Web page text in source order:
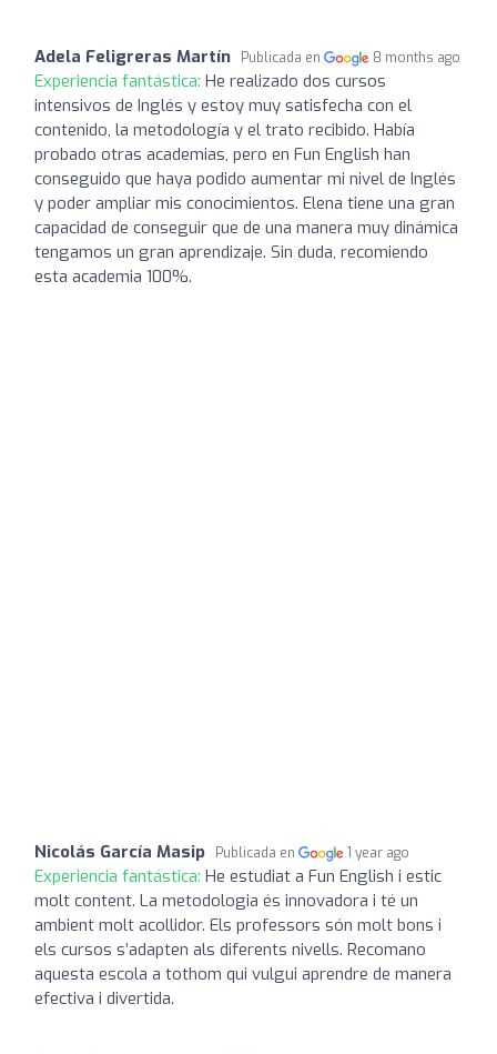
Adela Feligreras Martín Publicada en 8 months ago
Experiencia fantástica: He realizado dos cursos
intensivos de Inglés y estoy muy satisfecha con el
contenido, la metodología y el trato recibido. Había
probado otras academias, pero en Fun English han
conseguido que haya podido aumentar mi nivel de Inglés
y poder ampliar mis conocimientos. Elena tiene una gran
capacidad de conseguir que de una manera muy dinámica
tengamos un gran aprendizaje. Sin duda, recomiendo
esta academia 100%.
Nicolás García Masip Publicada en 1 year ago
Experiencia fantástica: He estudiat a Fun English i estic
molt content. La metodologia és innovadora i té un
ambient molt acollidor. Els professors són molt bons i
els cursos s’adapten als diferents nivells. Recomano
aquesta escola a tothom qui vulgui aprendre de manera
efectiva i divertida.